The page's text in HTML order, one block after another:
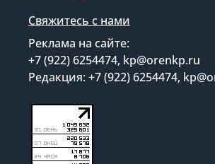
Свяжитесь с нами
Реклама на сайте:
+7 (922) 6254474, kp@orenkp.ru
Редакция: +7 (922) 6254474,